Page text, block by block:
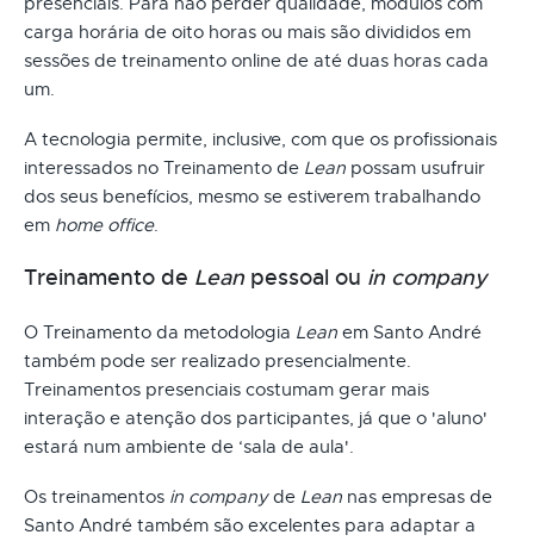
carga horária de oito horas ou mais são divididos em
sessões de treinamento online de até duas horas cada
um.
A tecnologia permite, inclusive, com que os profissionais
interessados no Treinamento de Lean possam usufruir
dos seus benefícios, mesmo se estiverem trabalhando
em home office.
Treinamento de Lean pessoal ou in company
O Treinamento da metodologia Lean em Santo André
também pode ser realizado presencialmente.
Treinamentos presenciais costumam gerar mais
interação e atenção dos participantes, já que o 'aluno'
estará num ambiente de ‘sala de aula'.
Os treinamentos in companyde Lean nas empresas de
Santo André também são excelentes para adaptar a